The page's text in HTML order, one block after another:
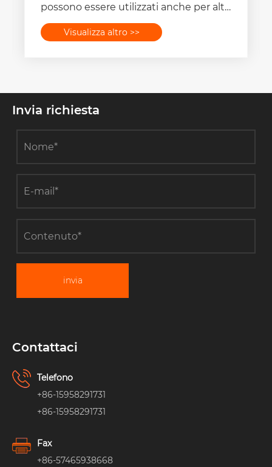
possono essere utilizzati anche per altri
Visualizza altro >>
Invia richiesta
invia
Contattaci
Telefono
+86-15958291731
+86-15958291731
Fax
+86-57465938668